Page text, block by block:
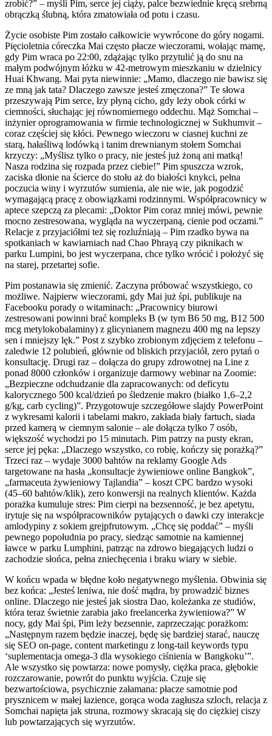
zrobić?” – myśli Pim, serce jej ciąży, palce bezwiednie kręcą srebrną
obrączką ślubną, która zmatowiała od potu i czasu.
Życie osobiste Pim zostało całkowicie wywrócone do góry nogami.
Pięcioletnia córeczka Mai często płacze wieczorami, wołając mamę,
gdy Pim wraca po 22:00, zdążając tylko przytulić ją do snu na
małym podwójnym łóżku w 42-metrowym mieszkaniu w dzielnicy
Huai Khwang. Mai pyta niewinnie: „Mamo, dlaczego nie bawisz się
ze mną jak tata? Dlaczego zawsze jesteś zmęczona?” Te słowa
przeszywają Pim serce, łzy płyną cicho, gdy leży obok córki w
ciemności, słuchając jej równomiernego oddechu. Mąż Somchai –
inżynier oprogramowania w firmie technologicznej w Sukhumvit –
coraz częściej się kłóci. Pewnego wieczoru w ciasnej kuchni ze
starą, hałaśliwą lodówką i tanim drewnianym stołem Somchai
krzyczy: „Myślisz tylko o pracy, nie jesteś już żoną ani matką!
Nasza rodzina się rozpada przez ciebie!” Pim spuszcza wzrok,
zaciska dłonie na ścierce do stołu aż do białości knykci, pełna
poczucia winy i wyrzutów sumienia, ale nie wie, jak pogodzić
wymagającą pracę z obowiązkami rodzinnymi. Współpracownicy w
aptece szepczą za plecami: „Doktor Pim coraz mniej mówi, pewnie
mocno zestresowana, wygląda na wyczerpaną, cienie pod oczami.”
Relacje z przyjaciółmi też się rozluźniają – Pim rzadko bywa na
spotkaniach w kawiarniach nad Chao Phrayą czy piknikach w
parku Lumpini, bo jest wyczerpana, chce tylko wrócić i położyć się
na starej, przetartej sofie.
Pim postanawia się zmienić. Zaczyna próbować wszystkiego, co
możliwe. Najpierw wieczorami, gdy Mai już śpi, publikuje na
Facebooku porady o witaminach: „Pracownicy biurowi
zestresowani powinni brać kompleks B (w tym B6 50 mg, B12 500
mcg metylokobalaminy) z glicynianem magnezu 400 mg na lepszy
sen i mniejszy lęk.” Post z szybko zrobionym zdjęciem z telefonu –
zaledwie 12 polubień, głównie od bliskich przyjaciół, zero pytań o
konsultację. Drugi raz – dołącza do grupy zdrowotnej na Line z
ponad 8000 członków i organizuje darmowy webinar na Zoomie:
„Bezpieczne odchudzanie dla zapracowanych: od deficytu
kalorycznego 500 kcal/dzień po śledzenie makro (białko 1,6–2,2
g/kg, carb cycling)”. Przygotowuje szczegółowe slajdy PowerPoint
z wykresami kalorii i tabelami makro, zakłada biały fartuch, siada
przed kamerą w ciemnym salonie – ale dołącza tylko 7 osób,
większość wychodzi po 15 minutach. Pim patrzy na pusty ekran,
serce jej pęka: „Dlaczego wszystko, co robię, kończy się porażką?”
Trzeci raz – wydaje 3000 bahtów na reklamy Google Ads
targetowane na hasła „konsultacje żywieniowe online Bangkok”,
„farmaceuta żywieniowy Tajlandia” – koszt CPC bardzo wysoki
(45–60 bahtów/klik), zero konwersji na realnych klientów. Każda
porażka kumuluje stres: Pim cierpi na bezsenność, je bez apetytu,
irytuje się na współpracowników pytających o dawki czy interakcje
amlodypiny z sokiem grejpfrutowym. „Chcę się poddać” – myśli
pewnego popołudnia po pracy, siedząc samotnie na kamiennej
ławce w parku Lumphini, patrząc na zdrowo biegających ludzi o
zachodzie słońca, pełna zniechęcenia i braku wiary w siebie.
W końcu wpada w błędne koło negatywnego myślenia. Obwinia się
bez końca: „Jesteś leniwa, nie dość mądra, by prowadzić biznes
online. Dlaczego nie jesteś jak siostra Dao, koleżanka ze studiów,
która teraz świetnie zarabia jako freelancerka żywieniowa?” W
nocy, gdy Mai śpi, Pim leży bezsennie, zaprzeczając porażkom:
„Następnym razem będzie inaczej, będę się bardziej starać, nauczę
się SEO on-page, content marketingu z long-tail keywords typu
‘suplementacja omega-3 dla wysokiego ciśnienia w Bangkoku’”.
Ale wszystko się powtarza: nowe pomysły, ciężka praca, głębokie
rozczarowanie, powrót do punktu wyjścia. Czuje się
bezwartościowa, psychicznie załamana: płacze samotnie pod
prysznicem w małej łazience, gorąca woda zagłusza szloch, relacja z
Somchai napięta jak struna, rozmowy skracają się do ciężkiej ciszy
lub powtarzających się wyrzutów.